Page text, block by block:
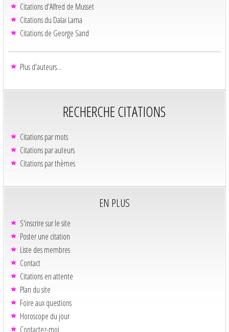
Citations d'Alfred de Musset
Citations du Dalaï Lama
Citations de George Sand
Plus d'auteurs...
RECHERCHE CITATIONS
Citations par mots
Citations par auteurs
Citations par thèmes
EN PLUS
S'inscrire sur le site
Poster une citation
Liste des membres
Contact
Citations en attente
Plan du site
Foire aux questions
Horoscope du jour
Contactez-moi